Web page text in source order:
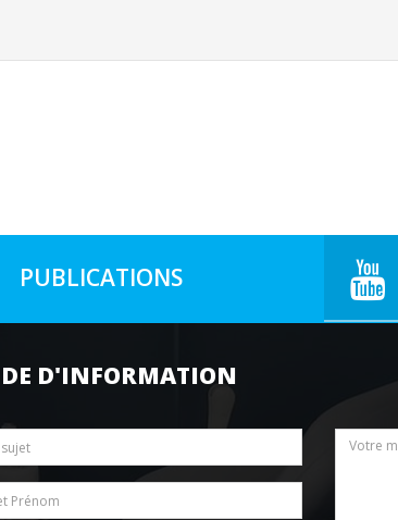
PUBLICATIONS
D'INFORMATION